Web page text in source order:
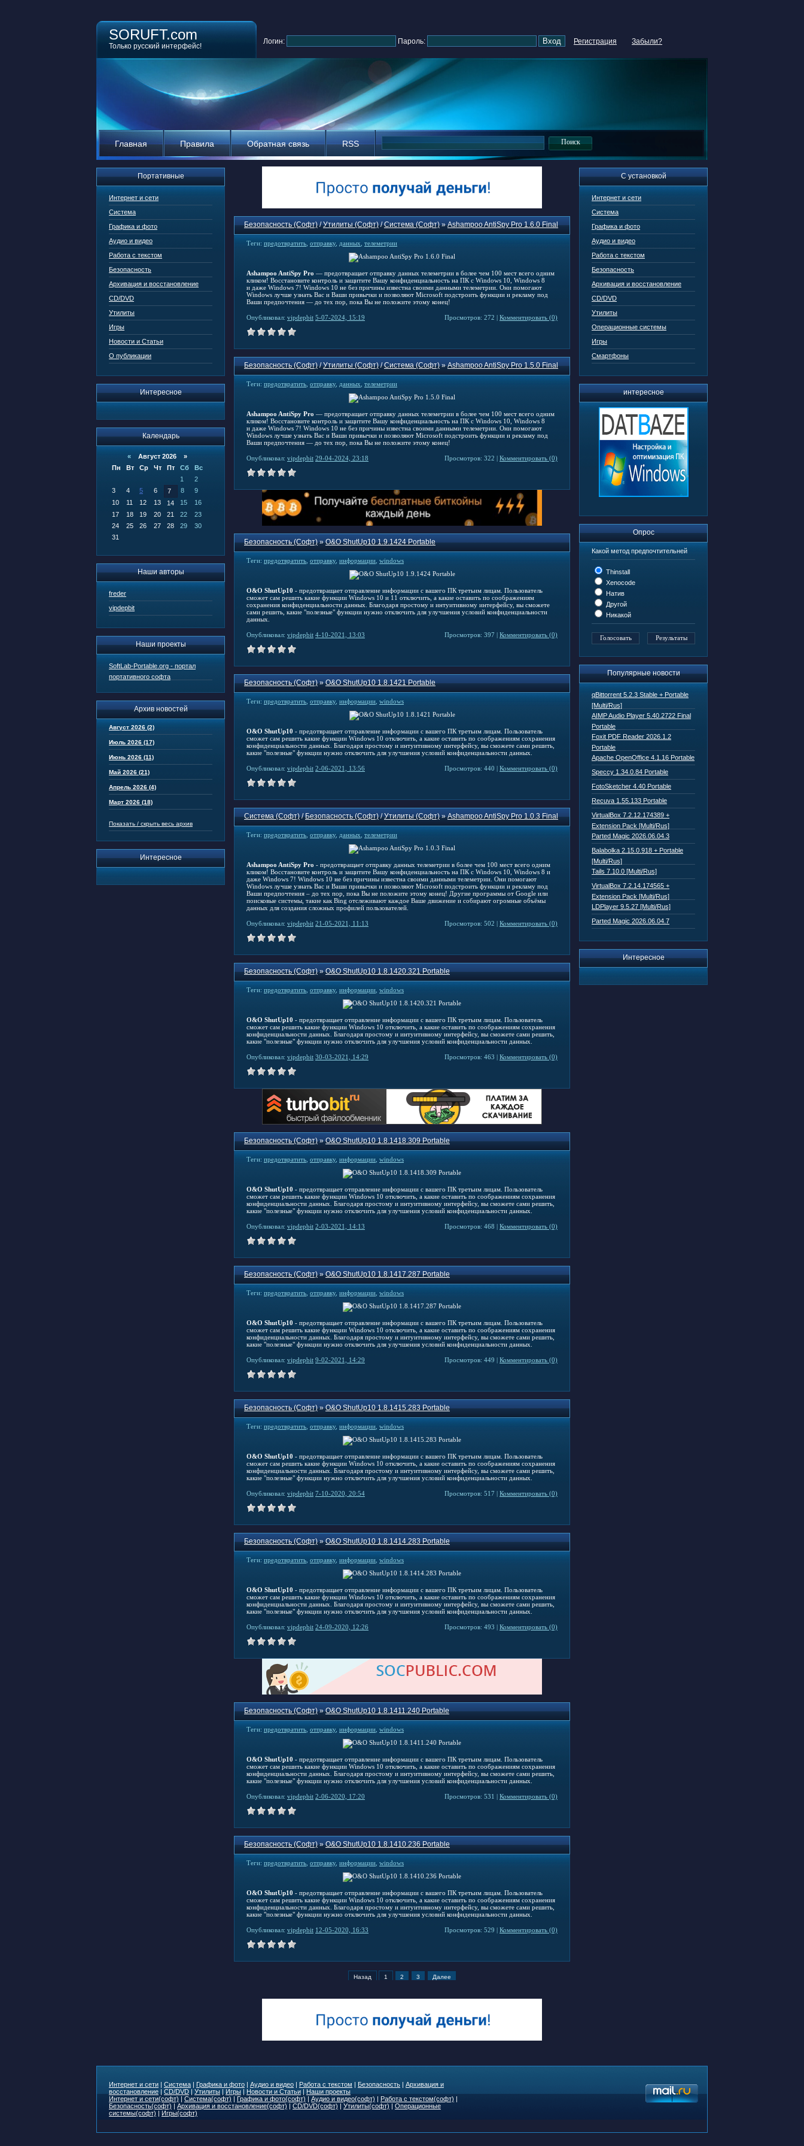
SORUFT.com
Только русский интерфейс!
Логин: Пароль: Регистрация Забыли?
Главная Правила Обратная связь RSS
Портативные
Интернет и сети
Система
Графика и фото
Аудио и видео
Работа с текстом
Безопасность
Архивация и восстановление
CD/DVD
Утилиты
Игры
Новости и Статьи
О публикации
Интересное
Календарь
« Август 2026 »
Пн
Вт Ср Чт Пт Сб
Вс
1
2
3
4 5 6 7 8
9
10
11 12 13 14 15
16
17
18 19 20 21 22
23
24
25 26 27 28 29
30
31
Наши авторы
freder
vipdepbit
Наши проекты
SoftLab-Portable.org - портал
портативного софта
Архив новостей
Август 2026 (2)
Июль 2026 (17)
Июнь 2026 (11)
Май 2026 (21)
Апрель 2026 (4)
Март 2026 (18)
Показать / скрыть весь архив
Интересное
С установкой
Интернет и сети
Система
Графика и фото
Аудио и видео
Работа с текстом
Безопасность
Архивация и восстановление
CD/DVD
Утилиты
Операционные системы
Игры
Смартфоны
интересное
Опрос
Какой метод предпочтительней
Thinstall
Xenocode
Натив
Другой
Никакой
Популярные новости
qBittorrent 5.2.3 Stable + Portable
[Multi/Rus]
AIMP Audio Player 5.40.2722 Final
Portable
Foxit PDF Reader 2026.1.2
Portable
Apache OpenOffice 4.1.16 Portable
Speccy 1.34.0.84 Portable
FotoSketcher 4.40 Portable
Recuva 1.55.133 Portable
VirtualBox 7.2.12.174389 +
Extension Pack [Multi/Rus]
Parted Magic 2026.06.04.3
Balabolka 2.15.0.918 + Portable
[Multi/Rus]
Tails 7.10.0 [Multi/Rus]
VirtualBox 7.2.14.174565 +
Extension Pack [Multi/Rus]
LDPlayer 9.5.27 [Multi/Rus]
Parted Magic 2026.06.04.7
Интересное
Безопасность (Софт)/Утилиты (Софт)/Система (Софт)»Ashampoo AntiSpy Pro 1.6.0 Final
Теги: предотвратить отправку, данных телеметрии
Ashampoo AntiSpy Pro — предотвращает отправку данных телеметрии в более чем 100 мест всего одним
кликом! Восстановите контроль и защитите Вашу конфиденциальность на ПК с Windows 10, Windows 8
и даже Windows 7! Windows 10 не без причины известна своими данными телеметрии. Они помогают
Windows лучше узнать Вас и Ваши привычки и позволяют Microsoft подстроить функции и рекламу под
Ваши предпочтения — до тех пор, пока Вы не положите этому конец!
Опубликовал: vipdepbit 5-07-2024, 15:19 Просмотров: 272 | Комментировать (0)
Безопасность (Софт)/Утилиты (Софт)/Система (Софт)»Ashampoo AntiSpy Pro 1.5.0 Final
Теги: предотвратить отправку, данных телеметрии
Ashampoo AntiSpy Pro — предотвращает отправку данных телеметрии в более чем 100 мест всего одним
кликом! Восстановите контроль и защитите Вашу конфиденциальность на ПК с Windows 10, Windows 8
и даже Windows 7! Windows 10 не без причины известна своими данными телеметрии. Они помогают
Windows лучше узнать Вас и Ваши привычки и позволяют Microsoft подстроить функции и рекламу под
Ваши предпочтения — до тех пор, пока Вы не положите этому конец!
Опубликовал: vipdepbit 29-04-2024, 23:18 Просмотров: 322 | Комментировать (0)
Безопасность (Софт)»O&O ShutUp10 1.9.1424 Portable
Теги: предотвратить отправку, информации windows
O&O ShutUp10 - предотвращает отправление информации с вашего ПК третьим лицам. Пользователь
сможет сам решить какие функции Windows 10 и 11 отключить, а какие оставить по соображениям
сохранения конфиденциальности данных. Благодаря простому и интуитивному интерфейсу, вы сможете
сами решить, какие "полезные" функции нужно отключить для улучшения условий конфиденциальности
данных.
Опубликовал: vipdepbit 4-10-2021, 13:03 Просмотров: 397 | Комментировать (0)
Безопасность (Софт)»O&O ShutUp10 1.8.1421 Portable
Теги: предотвратить отправку, информации windows
O&O ShutUp10 - предотвращает отправление информации с вашего ПК третьим лицам. Пользователь
сможет сам решить какие функции Windows 10 отключить, а какие оставить по соображениям сохранения
конфиденциальности данных. Благодаря простому и интуитивному интерфейсу, вы сможете сами решить,
какие "полезные" функции нужно отключить для улучшения условий конфиденциальности данных.
Опубликовал: vipdepbit 2-06-2021, 13:56 Просмотров: 440 | Комментировать (0)
Система (Софт)/Безопасность (Софт)/Утилиты (Софт)»Ashampoo AntiSpy Pro 1.0.3 Final
Теги: предотвратить отправку, данных телеметрии
Ashampoo AntiSpy Pro - предотвращает отправку данных телеметрии в более чем 100 мест всего одним
кликом! Восстановите контроль и защитите Вашу конфиденциальность на ПК с Windows 10, Windows 8 и
даже Windows 7! Windows 10 не без причины известна своими данными телеметрии. Они помогают
Windows лучше узнать Вас и Ваши привычки и позволяют Microsoft подстроить функции и рекламу под
Ваши предпочтения – до тех пор, пока Вы не положите этому конец! Другие программы от Google или
поисковые системы, такие как Bing отслеживают каждое Ваше движение и собирают огромные объёмы
данных для создания сложных профилей пользователей.
Опубликовал: vipdepbit 21-05-2021, 11:13 Просмотров: 502 | Комментировать (0)
Безопасность (Софт)»O&O ShutUp10 1.8.1420.321 Portable
Теги: предотвратить отправку, информации windows
O&O ShutUp10 - предотвращает отправление информации с вашего ПК третьим лицам. Пользователь
сможет сам решить какие функции Windows 10 отключить, а какие оставить по соображениям сохранения
конфиденциальности данных. Благодаря простому и интуитивному интерфейсу, вы сможете сами решить,
какие "полезные" функции нужно отключить для улучшения условий конфиденциальности данных.
Опубликовал: vipdepbit 30-03-2021, 14:29 Просмотров: 463 | Комментировать (0)
Безопасность (Софт)»O&O ShutUp10 1.8.1418.309 Portable
Теги: предотвратить отправку, информации windows
O&O ShutUp10 - предотвращает отправление информации с вашего ПК третьим лицам. Пользователь
сможет сам решить какие функции Windows 10 отключить, а какие оставить по соображениям сохранения
конфиденциальности данных. Благодаря простому и интуитивному интерфейсу, вы сможете сами решить,
какие "полезные" функции нужно отключить для улучшения условий конфиденциальности данных.
Опубликовал: vipdepbit 2-03-2021, 14:13 Просмотров: 468 | Комментировать (0)
Безопасность (Софт)»O&O ShutUp10 1.8.1417.287 Portable
Теги: предотвратить отправку, информации windows
O&O ShutUp10 - предотвращает отправление информации с вашего ПК третьим лицам. Пользователь
сможет сам решить какие функции Windows 10 отключить, а какие оставить по соображениям сохранения
конфиденциальности данных. Благодаря простому и интуитивному интерфейсу, вы сможете сами решить,
какие "полезные" функции нужно отключить для улучшения условий конфиденциальности данных.
Опубликовал: vipdepbit 9-02-2021, 14:29 Просмотров: 449 | Комментировать (0)
Безопасность (Софт)»O&O ShutUp10 1.8.1415.283 Portable
Теги: предотвратить отправку, информации windows
O&O ShutUp10 - предотвращает отправление информации с вашего ПК третьим лицам. Пользователь
сможет сам решить какие функции Windows 10 отключить, а какие оставить по соображениям сохранения
конфиденциальности данных. Благодаря простому и интуитивному интерфейсу, вы сможете сами решить,
какие "полезные" функции нужно отключить для улучшения условий конфиденциальности данных.
Опубликовал: vipdepbit 7-10-2020, 20:54 Просмотров: 517 | Комментировать (0)
Безопасность (Софт)»O&O ShutUp10 1.8.1414.283 Portable
Теги: предотвратить отправку, информации windows
O&O ShutUp10 - предотвращает отправление информации с вашего ПК третьим лицам. Пользователь
сможет сам решить какие функции Windows 10 отключить, а какие оставить по соображениям сохранения
конфиденциальности данных. Благодаря простому и интуитивному интерфейсу, вы сможете сами решить,
какие "полезные" функции нужно отключить для улучшения условий конфиденциальности данных.
Опубликовал: vipdepbit 24-09-2020, 12:26 Просмотров: 493 | Комментировать (0)
Безопасность (Софт)»O&O ShutUp10 1.8.1411.240 Portable
Теги: предотвратить отправку, информации windows
O&O ShutUp10 - предотвращает отправление информации с вашего ПК третьим лицам. Пользователь
сможет сам решить какие функции Windows 10 отключить, а какие оставить по соображениям сохранения
конфиденциальности данных. Благодаря простому и интуитивному интерфейсу, вы сможете сами решить,
какие "полезные" функции нужно отключить для улучшения условий конфиденциальности данных.
Опубликовал: vipdepbit 2-06-2020, 17:20 Просмотров: 531 | Комментировать (0)
Безопасность (Софт)»O&O ShutUp10 1.8.1410.236 Portable
Теги: предотвратить отправку, информации windows
O&O ShutUp10 - предотвращает отправление информации с вашего ПК третьим лицам. Пользователь
сможет сам решить какие функции Windows 10 отключить, а какие оставить по соображениям сохранения
конфиденциальности данных. Благодаря простому и интуитивному интерфейсу, вы сможете сами решить,
какие "полезные" функции нужно отключить для улучшения условий конфиденциальности данных.
Опубликовал: vipdepbit 12-05-2020, 16:33 Просмотров: 529 | Комментировать (0)
Назад 1 2 3 Далее
Интернет и сети Система Графика и фото Аудио и видео Работа с текстом Безопасность
Архивация и
восстановление
CD/DVD Утилиты Игры Новости и Статьи
Наши проекты
Интернет и сети(софт)
Система(софт) Графика и фото(софт) Аудио и видео(софт) Работа с текстом(софт)
Безопасность(софт)
Архивация и восстановление(софт) CD/DVD(софт) Утилиты(софт)
Операционные
системы(софт)
Игры(софт)